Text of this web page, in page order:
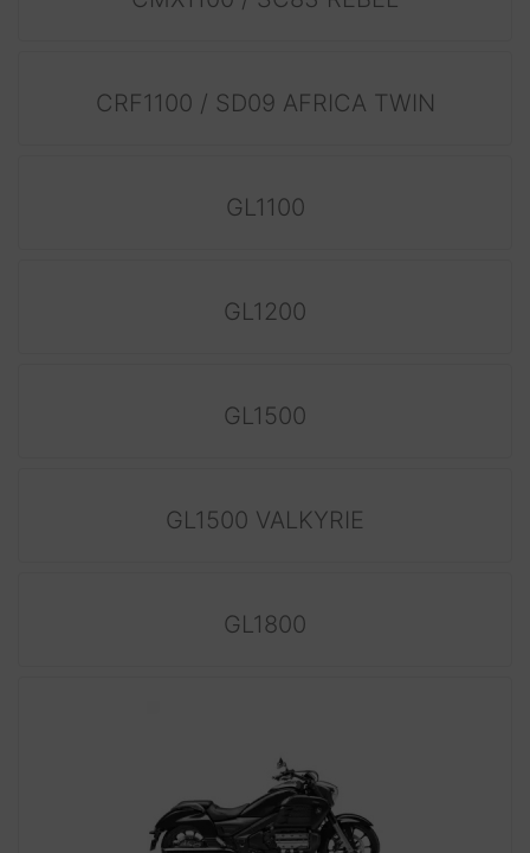
CRF1100 / SD09 AFRICA TWIN
GL1100
GL1200
GL1500
GL1500 VALKYRIE
GL1800